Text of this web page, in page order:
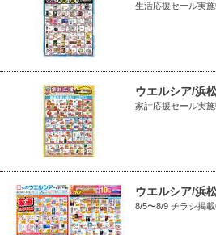
生活応援セール実施
ウエルシア/浜
家計応援セール実施
ウエルシア/浜
8/5〜8/9 チラシ掲載